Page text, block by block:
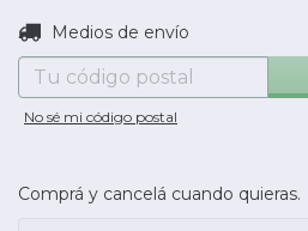
Entregas para el CP:
Medios de envío
No sé mi código postal
Comprá y cancelá cuando quieras.